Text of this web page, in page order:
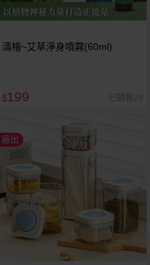
清檜~艾草淨身噴霧(60ml)
$199 已銷售28
廠出